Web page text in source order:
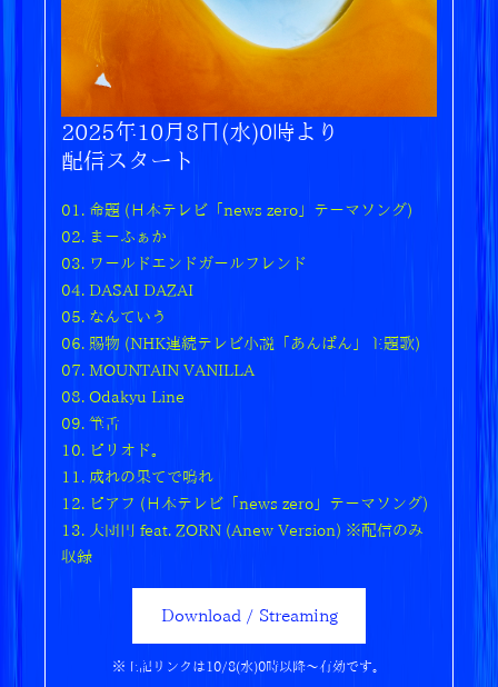
既発アルバム11作品 ドルビーアトモスによる空
間オーディオ配信スタート！
2025.02.10
K連続テレビ小説『あんぱん』の主題歌に決定！
2025.02.05
決定！
2025.02.05
RADWIMPS 20周年特設サイトを公開しました。
2025年10月8日(水)0時より
配信スタート
01. 命題 (日本テレビ「news zero」テーマソング)
02. まーふぁか
03. ワールドエンドガールフレンド
04. DASAI DAZAI
05. なんていう
06. 賜物 (NHK連続テレビ小説「あんぱん」主題歌)
07. MOUNTAIN VANILLA
08. Odakyu Line
09. 筆舌
10. ピリオド。
11. 成れの果てで鳴れ
12. ピアフ (日本テレビ「news zero」テーマソング)
13. 大団円 feat. ZORN (Anew Version) ※配信のみ
収録
Download / Streaming
※上記リンクは10/8(水)0時以降～有効です。